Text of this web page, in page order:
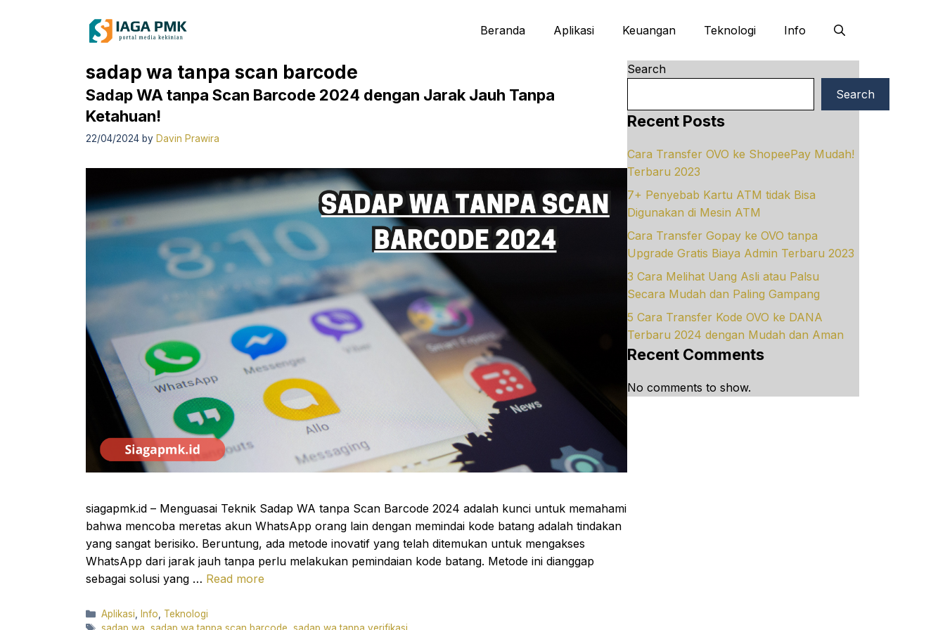
Beranda Aplikasi Keuangan Teknologi Info
sadap wa tanpa scan barcode
Sadap WA tanpa Scan Barcode 2024 dengan Jarak Jauh Tanpa
Ketahuan!
22/04/2024 by Davin Prawira
siagapmk.id – Menguasai Teknik Sadap WA tanpa Scan Barcode 2024 adalah kunci untuk memahami
bahwa mencoba meretas akun WhatsApp orang lain dengan memindai kode batang adalah tindakan
yang sangat berisiko. Beruntung, ada metode inovatif yang telah ditemukan untuk mengakses
WhatsApp dari jarak jauh tanpa perlu melakukan pemindaian kode batang. Metode ini dianggap
sebagai solusi yang … Read more
Categories
Aplikasi Info
Teknologi
Tags
Search
Search
Recent Posts
Cara Transfer OVO ke ShopeePay Mudah!
Terbaru 2023
7+ Penyebab Kartu ATM tidak Bisa
Digunakan di Mesin ATM
Cara Transfer Gopay ke OVO tanpa
Upgrade Gratis Biaya Admin Terbaru 2023
3 Cara Melihat Uang Asli atau Palsu
Secara Mudah dan Paling Gampang
5 Cara Transfer Kode OVO ke DANA
Terbaru 2024 dengan Mudah dan Aman
Recent Comments
No comments to show.